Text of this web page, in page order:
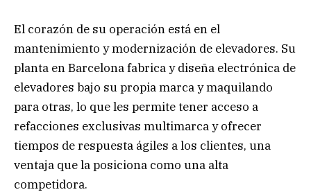
El corazón de su operación está en el
mantenimiento y modernización de elevadores. Su
planta en Barcelona fabrica y diseña electrónica de
elevadores bajo su propia marca y maquilando
para otras, lo que les permite tener acceso a
refacciones exclusivas multimarca y ofrecer
tiempos de respuesta ágiles a los clientes, una
ventaja que la posiciona como una alta
competidora.